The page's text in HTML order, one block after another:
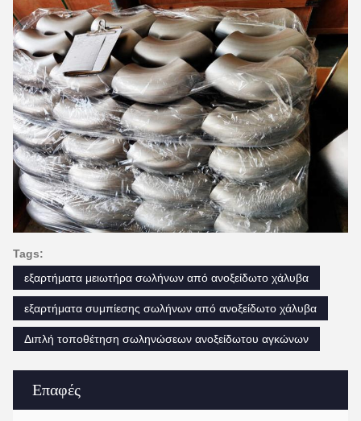
Επαφές
Tags:
εξαρτήματα μειωτήρα σωλήνων από ανοξείδωτο χάλυβα
εξαρτήματα συμπίεσης σωλήνων από ανοξείδωτο χάλυβα
Διπλή τοποθέτηση σωληνώσεων ανοξείδωτου αγκώνων